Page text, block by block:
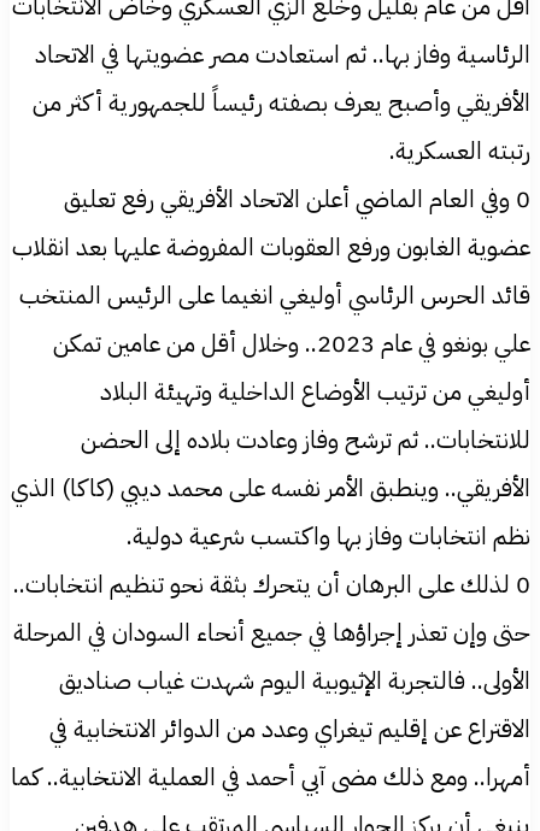
الرئاسية وفاز بها.. ثم استعادت مصر عضويتها في الاتحاد
الأفريقي وأصبح يعرف بصفته رئيساً للجمهورية أكثر من
رتبته العسكرية.
0 وفي العام الماضي أعلن الاتحاد الأفريقي رفع تعليق
عضوية الغابون ورفع العقوبات المفروضة عليها بعد انقلاب
قائد الحرس الرئاسي أوليغي انغيما على الرئيس المنتخب
علي بونغو في عام 2023.. وخلال أقل من عامين تمكن
أوليغي من ترتيب الأوضاع الداخلية وتهيئة البلاد
للانتخابات.. ثم ترشح وفاز وعادت بلاده إلى الحضن
الأفريقي.. وينطبق الأمر نفسه على محمد ديبي (كاكا) الذي
نظم انتخابات وفاز بها واكتسب شرعية دولية.
0 لذلك على البرهان أن يتحرك بثقة نحو تنظيم انتخابات..
حتى وإن تعذر إجراؤها في جميع أنحاء السودان في المرحلة
الأولى.. فالتجربة الإثيوبية اليوم شهدت غياب صناديق
الاقتراع عن إقليم تيغراي وعدد من الدوائر الانتخابية في
أمهرا.. ومع ذلك مضى آبي أحمد في العملية الانتخابية.. كما